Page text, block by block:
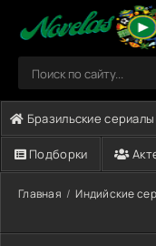
Бразильские сериалы
Подборки
Главная Индийские